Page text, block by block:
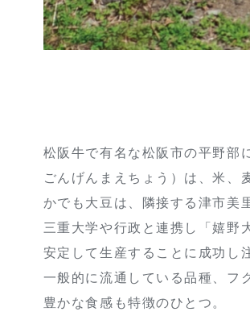
松阪牛で有名な松阪市の平野部
ごんげんまえちょう）は、米、
かでも大豆は、隣接する津市美
三重大学や行政と連携し「嬉野
安定して生産することに成功し
一般的に流通している品種、フ
豊かな食感も特徴のひとつ。